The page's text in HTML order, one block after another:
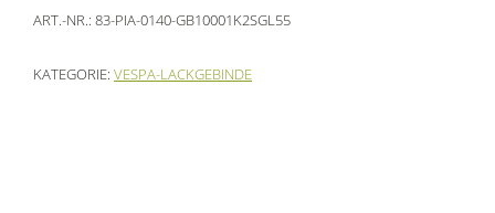
ART.-NR.: 83-PIA-0140-GB10001K2SGL55
KATEGORIE: VESPA-LACKGEBINDE